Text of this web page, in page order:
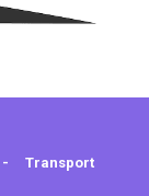
- Transport